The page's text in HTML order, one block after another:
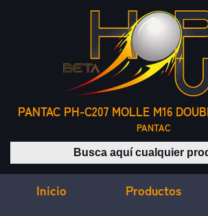
PANTAC PH-C207 MOLLE M16
PANTAC
Buscar
Inicio Productos